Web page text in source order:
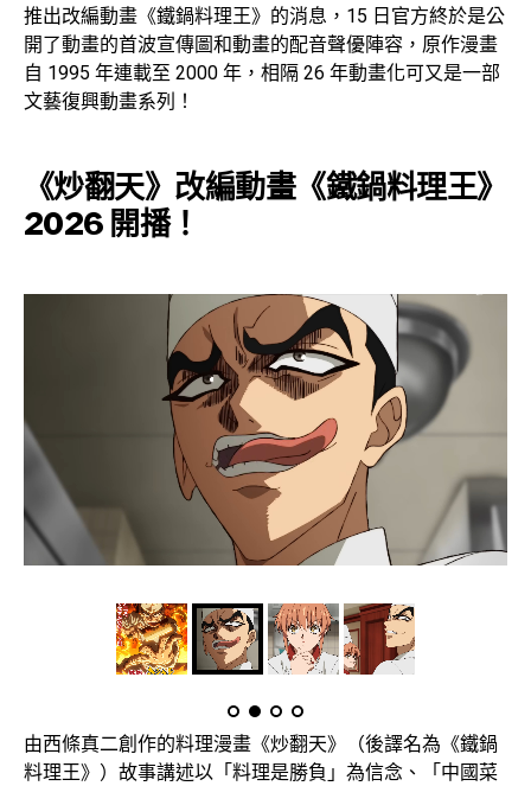
推出改編動畫《鐵鍋料理王》的消息，15 日官方終於是公
開了動畫的首波宣傳圖和動畫的配音聲優陣容，原作漫畫
自 1995 年連載至 2000 年，相隔 26 年動畫化可又是一部
文藝復興動畫系列！
《炒翻天》改編動畫《鐵鍋料理王》
2026 開播！
由西條真二創作的料理漫畫《炒翻天》（後譯名為《鐵鍋
料理王》）故事講述以「料理是勝負」為信念、「中國菜